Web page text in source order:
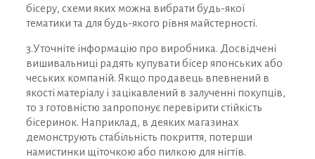
бісеру, схеми яких можна вибрати будь-якої
тематики та для будь-якого рівня майстерності.
3.Уточніте інформацію про виробника. Досвідчені
вишивальниці радять купувати бісер японських або
чеських компаній. Якщо продавець впевнений в
якості матеріалу і зацікавлений в залученні покупців,
то з готовністю запропонує перевірити стійкість
бісеринок. Наприклад, в деяких магазинах
демонструють стабільність покриття, потерши
намистинки щіточкою або пилкою для нігтів.